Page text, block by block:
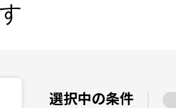
選択中の条件